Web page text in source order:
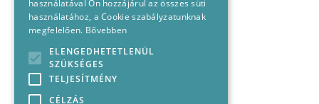
használatával Ön hozzájárul az összes süti
használatához, a Cookie szabályzatunknak
megfelelően. Bővebben
ELENGEDHETETLENÜL
SZÜKSÉGES
TELJESÍTMÉNY
CÉLZÁS